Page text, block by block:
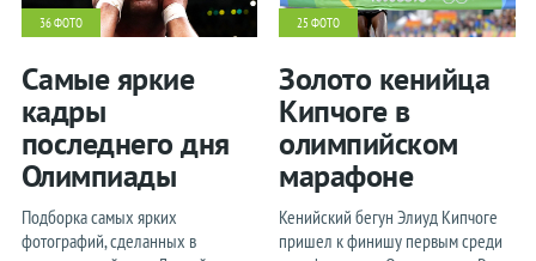
36 ФОТО
Самые яркие
кадры
последнего дня
Олимпиады
Подборка самых ярких
фотографий, сделанных в
25 ФОТО
Золото кенийца
Кипчоге в
олимпийском
марафоне
Кенийский бегун Элиуд Кипчоге
пришел к финишу первым среди